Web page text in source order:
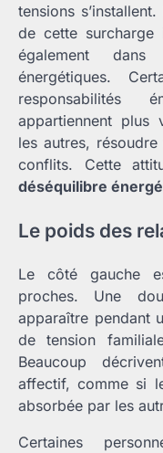
tensions
de cette surcharge
également dans
énergétiques.
responsabilités
appartiennent plus
les autres,
conflits. Cette
déséquilibre
Le poids des
Le côté gauche
proches. Une
apparaître pendant
de tension
Beaucoup
affectif, comme si
absorbée par les
Certaines